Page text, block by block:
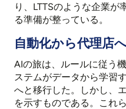
り、LTTSのような企業が
る準備が整っている。
自動化から代理店
AIの旅は、ルールに従う
ステムがデータから学習
へと移行した。しかし、
を示すものである。これ